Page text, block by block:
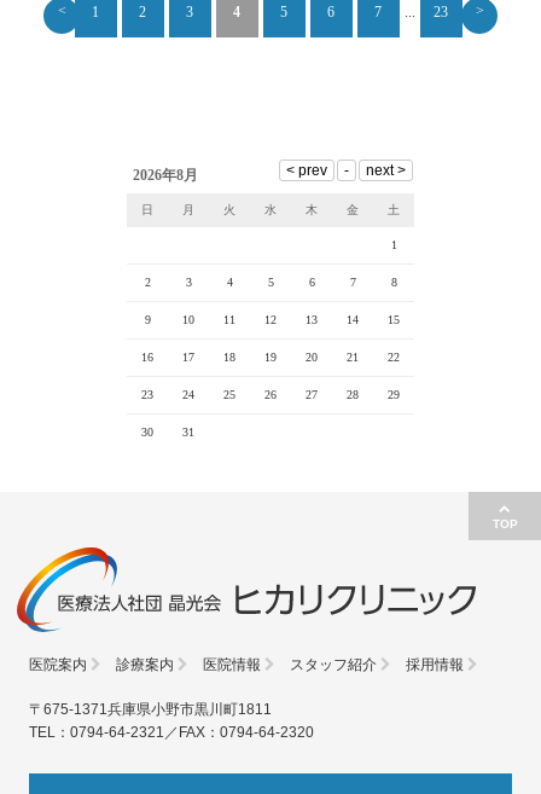
< 1 2 3 4 5 6 7 ... 23 >
2026年8月
日 月 火 水 木 金 土
1
2 3 4 5 6 7 8
9 10 11 12 13 14 15
16 17 18 19 20 21 22
23 24 25 26 27 28 29
30 31
TOP
医院案内 診療案内 医院情報 スタッフ紹介 採用情報
〒675-1371兵庫県小野市黒川町1811
TEL：0794-64-2321／FAX：0794-64-2320